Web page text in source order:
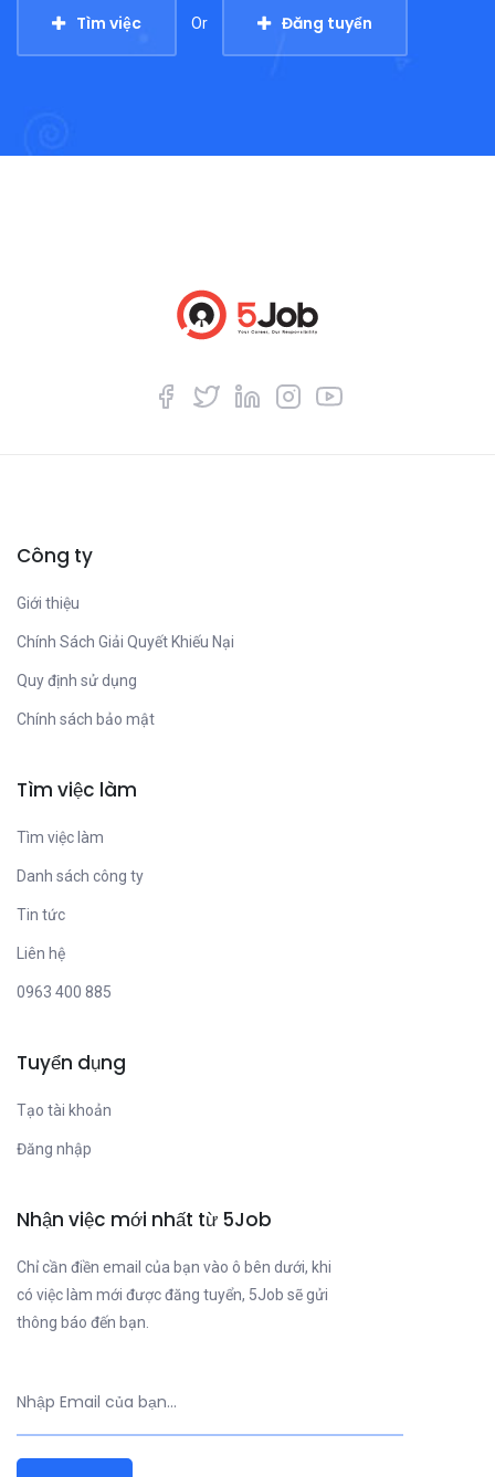
Tìm việc Or Đăng tuyển
Công ty
Giới thiệu
Chính Sách Giải Quyết Khiếu Nại
Quy định sử dụng
Chính sách bảo mật
Tìm việc làm
Tìm việc làm
Danh sách công ty
Tin tức
Liên hệ
0963 400 885
Tuyển dụng
Tạo tài khoản
Đăng nhập
Nhận việc mới nhất từ 5Job
Chỉ cần điền email của bạn vào ô bên dưới, khi
có việc làm mới được đăng tuyển, 5Job sẽ gửi
thông báo đến bạn.